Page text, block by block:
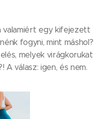
valamiért egy kifejezett
fogyni, mint máshol?
melyek virágkorukat
A válasz: igen, és nem.